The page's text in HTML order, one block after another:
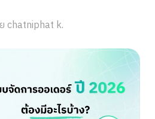
chatniphat k.